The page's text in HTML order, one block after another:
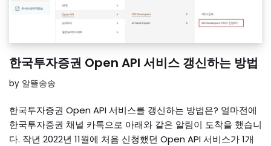
한국투자증권 Open API 서비스 갱신하는 방법
by 알뜰송송
한국투자증권 Open API 서비스를 갱신하는 방법은? 얼마전에
한국투자증권 채널 카톡으로 아래와 같은 알림이 도착을 했습니
다. 작년 2022년 11월에 처음 신청했던 Open API 서비스가 1개